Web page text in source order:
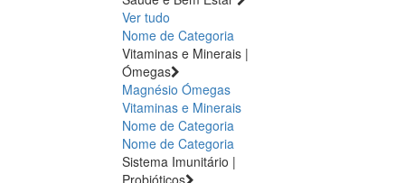
Ver tudo
Nome de Categoria
Vitaminas e Minerais |
Ómegas
Magnésio Ómegas
Vitaminas e Minerais
Nome de Categoria
Nome de Categoria
Sistema Imunitário |
Probióticos